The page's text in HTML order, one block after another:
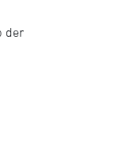
der